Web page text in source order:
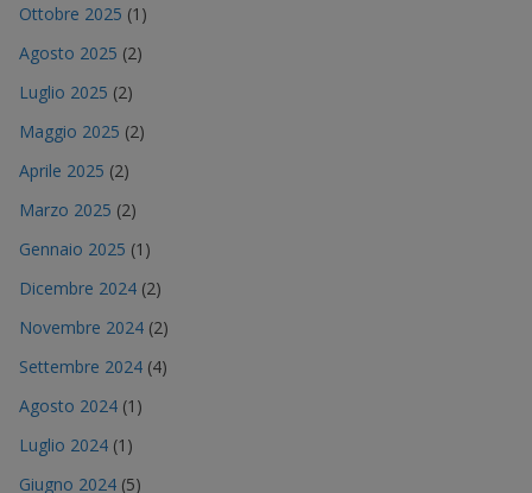
Ottobre 2025 (1)
Agosto 2025 (2)
Luglio 2025 (2)
Maggio 2025 (2)
Aprile 2025 (2)
Marzo 2025 (2)
Gennaio 2025 (1)
Dicembre 2024 (2)
Novembre 2024 (2)
Settembre 2024 (4)
Agosto 2024 (1)
Luglio 2024 (1)
Giugno 2024 (5)